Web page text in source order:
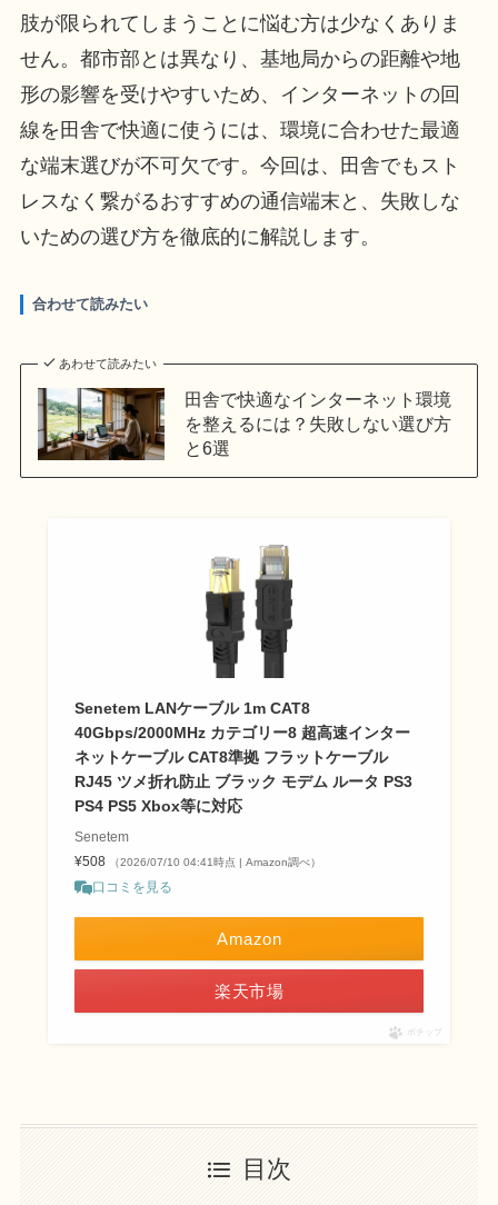
肢が限られてしまうことに悩む方は少なくありま
せん。都市部とは異なり、基地局からの距離や地
形の影響を受けやすいため、インターネットの回
線を田舎で快適に使うには、環境に合わせた最適
な端末選びが不可欠です。今回は、田舎でもスト
レスなく繋がるおすすめの通信端末と、失敗しな
いための選び方を徹底的に解説します。
合わせて読みたい
あわせて読みたい
田舎で快適なインターネット環境
を整えるには？失敗しない選び方
と6選
Senetem LANケーブル 1m CAT8
40Gbps/2000MHz カテゴリー8 超高速インター
ネットケーブル CAT8準拠 フラットケーブル
RJ45 ツメ折れ防止 ブラック モデム ルータ PS3
PS4 PS5 Xbox等に対応
Senetem
¥508
（2026/07/10 04:41時点 | Amazon調べ）
口コミを見る
Amazon
楽天市場
ポチップ
目次